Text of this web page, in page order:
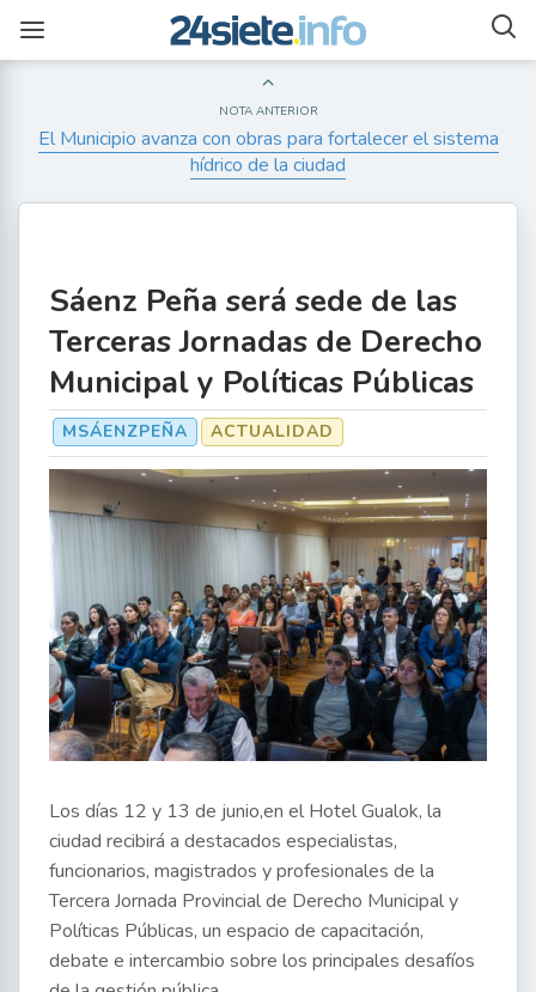
NOTA ANTERIOR
El Municipio avanza con obras para fortalecer el sistema
hídrico de la ciudad
Sáenz Peña será sede de las
Terceras Jornadas de Derecho
Municipal y Políticas Públicas
MSÁENZPEÑA ACTUALIDAD
Los días 12 y 13 de junio,en el Hotel Gualok, la
ciudad recibirá a destacados especialistas,
funcionarios, magistrados y profesionales de la
Tercera Jornada Provincial de Derecho Municipal y
Políticas Públicas, un espacio de capacitación,
debate e intercambio sobre los principales desafíos